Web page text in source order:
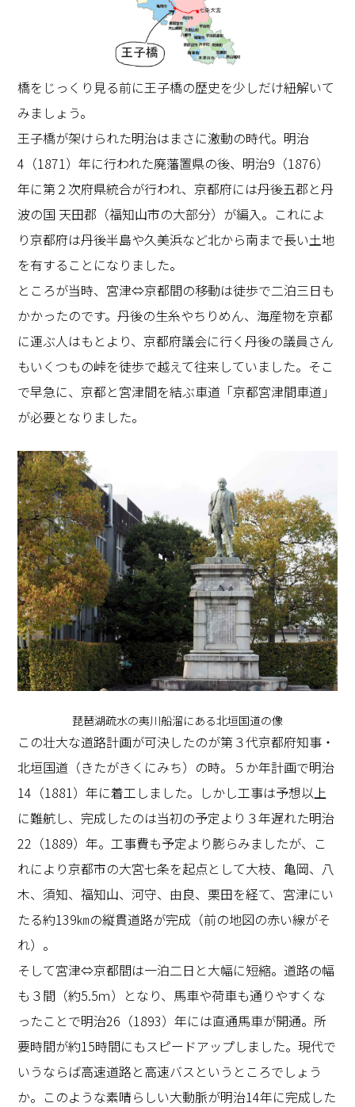
橋をじっくり見る前に王子橋の歴史を少しだけ紐解いて
みましょう。
王子橋が架けられた明治はまさに激動の時代。明治
4（1871）年に行われた廃藩置県の後、明治9（1876）
年に第２次府県統合が行われ、京都府には丹後五郡と丹
波の国 天田郡（福知山市の大部分）が編入。これによ
り京都府は丹後半島や久美浜など北から南まで長い土地
を有することになりました。
ところが当時、宮津⇔京都間の移動は徒歩で二泊三日も
かかったのです。丹後の生糸やちりめん、海産物を京都
に運ぶ人はもとより、京都府議会に行く丹後の議員さん
もいくつもの峠を徒歩で越えて往来していました。そこ
で早急に、京都と宮津間を結ぶ車道「京都宮津間車道」
が必要となりました。
琵琶湖疏水の夷川船溜にある北垣国道の像
この壮大な道路計画が可決したのが第３代京都府知事・
北垣国道（きたがきくにみち）の時。５か年計画で明治
14（1881）年に着工しました。しかし工事は予想以上
に難航し、完成したのは当初の予定より３年遅れた明治
22（1889）年。工事費も予定より膨らみましたが、こ
れにより京都市の大宮七条を起点として大枝、亀岡、八
木、須知、福知山、河守、由良、栗田を経て、宮津にい
たる約139㎞の縦貫道路が完成（前の地図の赤い線がそ
れ）。
そして宮津⇔京都間は一泊二日と大幅に短縮。道路の幅
も３間（約5.5ｍ）となり、馬車や荷車も通りやすくな
ったことで明治26（1893）年には直通馬車が開通。所
要時間が約15時間にもスピードアップしました。現代で
いうならば高速道路と高速バスというところでしょう
か。このような素晴らしい大動脈が明治14年に完成した